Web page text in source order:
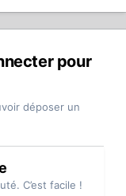
pour
déposer un
C’est facile !